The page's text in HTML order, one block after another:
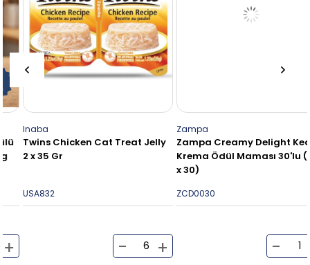
Inaba
Twins Chicken Cat Treat Jelly
2 x 35 Gr
USA832
Zampa
Zampa Creamy Delight Kedi
Krema Ödül Maması 30'lu (16g
x 30)
ZCD0030